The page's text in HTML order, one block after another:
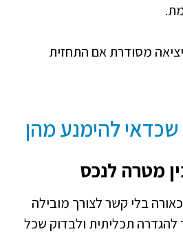
מסודרת אם התחזית
שכדאי להימנע מהן
מטרה לנכס
בלי קשר לצורך מובילה
להגדרה תכליתית ולבדוק שכל